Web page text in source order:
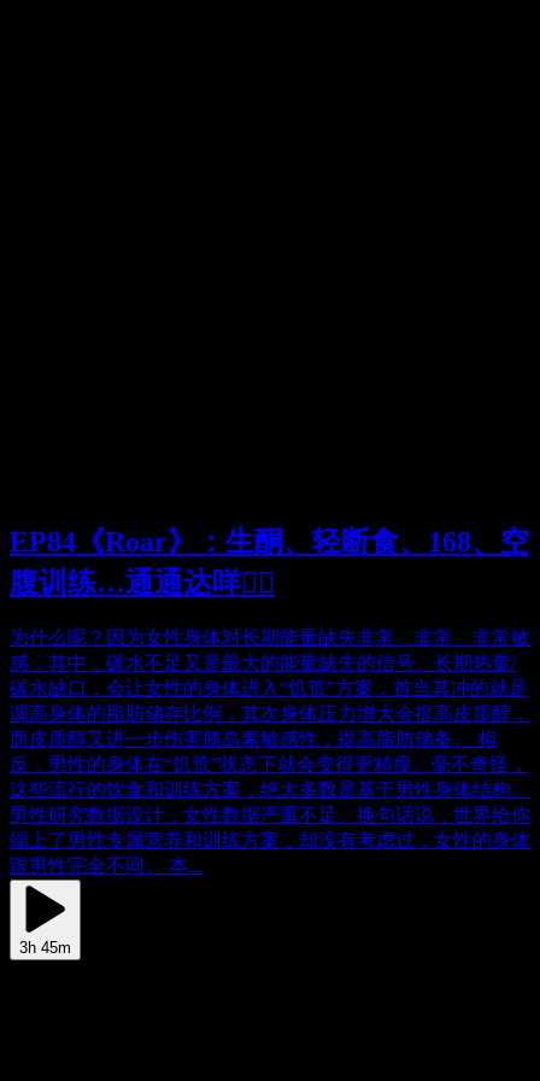
EP84《Roar》：生酮、轻断食、168、空
腹训练…通通达咩🙅‍♂️
为什么呢？因为女性身体对长期能量缺失非常、非常、非常敏
感，其中，碳水不足又是最大的能量缺失的信号。长期热量/
碳水缺口，会让女性的身体进入“饥荒”方案，首当其冲的就是
调高身体的脂肪储存比例，其次身体压力增大会提高皮质醇，
而皮质醇又进一步伤害胰岛素敏感性，提高脂肪储备。 相
反，男性的身体在“饥荒”状态下就会变得更精瘦。毫不奇怪，
这些流行的饮食和训练方案，绝大多数是基于男性身体结构、
男性研究数据设计，女性数据严重不足。换句话说，世界给你
端上了男性专属营养和训练方案，却没有考虑过，女性的身体
跟男性完全不同。 本...
3h 45m